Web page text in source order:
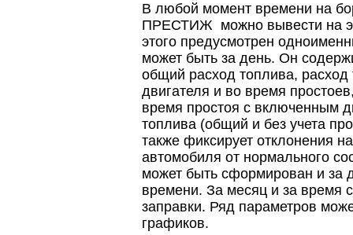
В любой момент времени на
ПРЕСТИЖ можно вывести на
этого предусмотрен
может быть за день. Он
общий расход топлива, расход
двигателя и во время
время простоя с включенным
топлива (общий и без учета
также фиксирует отклонения
автомобиля от нормального
может быть сформирован и за
времени. За месяц и за время
заправки. Ряд параметров
графиков.